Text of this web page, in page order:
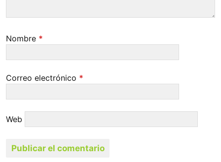
Nombre *
Correo electrónico *
Web